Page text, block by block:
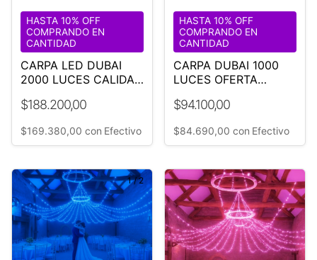
CARPA LED DUBAI
2000 LUCES CALIDAS
$188.200,00
HASTA 10% OFF
COMPRANDO EN
CANTIDAD
$169.380,00 con Efectivo
CARPA DUBAI 1000
LUCES OFERTA
$94.100,00
HASTA 10% OFF
COMPRANDO EN
CANTIDAD
$84.690,00 con Efectivo
1/2